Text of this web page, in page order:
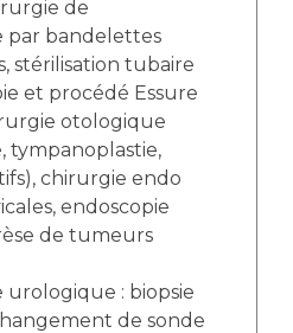
de
par bandelettes
stérilisation tubaire
et procédé Essure
tympanoplastie,
chirurgie endo
endoscopie
de tumeurs
de sonde